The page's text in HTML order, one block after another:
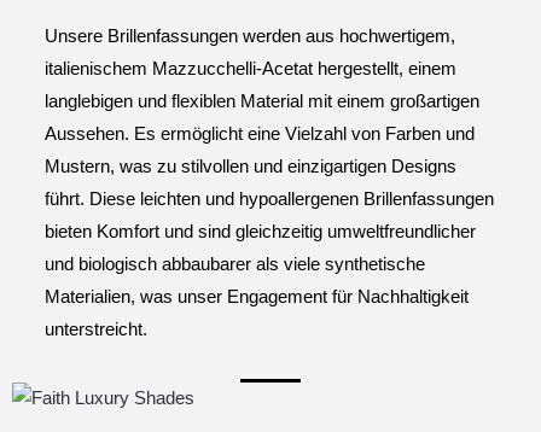
Unsere Brillenfassungen werden aus hochwertigem,
italienischem Mazzucchelli-Acetat hergestellt, einem
langlebigen und flexiblen Material mit einem großartigen
Aussehen. Es ermöglicht eine Vielzahl von Farben und
Mustern, was zu stilvollen und einzigartigen Designs
führt. Diese leichten und hypoallergenen Brillenfassungen
bieten Komfort und sind gleichzeitig umweltfreundlicher
und biologisch abbaubarer als viele synthetische
Materialien, was unser Engagement für Nachhaltigkeit
unterstreicht.